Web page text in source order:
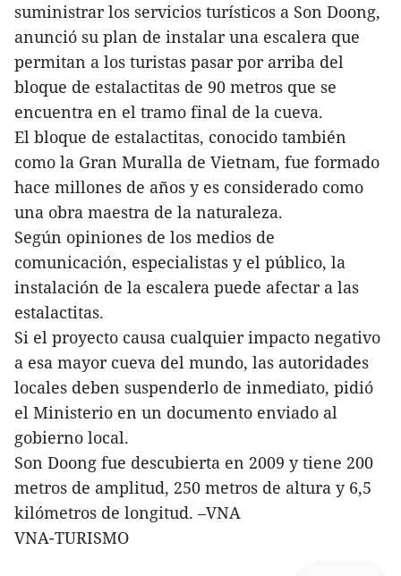
suministrar los servicios turísticos a Son Doong,
anunció su plan de instalar una escalera que
permitan a los turistas pasar por arriba del
bloque de estalactitas de 90 metros que se
encuentra en el tramo final de la cueva.
El bloque de estalactitas, conocido también
como la Gran Muralla de Vietnam, fue formado
hace millones de años y es considerado como
una obra maestra de la naturaleza.
Según opiniones de los medios de
comunicación, especialistas y el público, la
instalación de la escalera puede afectar a las
estalactitas.
Si el proyecto causa cualquier impacto negativo
a esa mayor cueva del mundo, las autoridades
locales deben suspenderlo de inmediato, pidió
el Ministerio en un documento enviado al
gobierno local.
Son Doong fue descubierta en 2009 y tiene 200
metros de amplitud, 250 metros de altura y 6,5
kilómetros de longitud. –VNA
VNA-TURISMO